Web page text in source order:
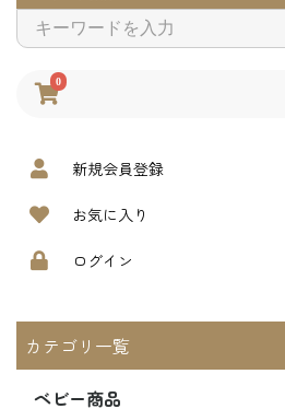
0
新規会員登録
お気に入り
ログイン
カテゴリ一覧
ベビー商品